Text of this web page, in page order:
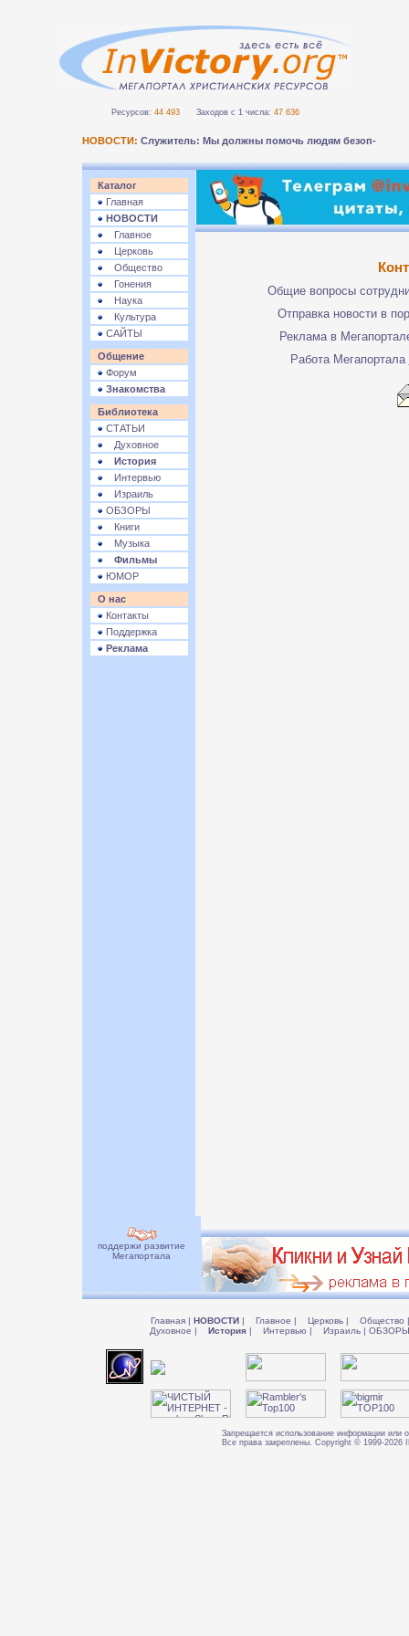
Ресурсов: 44 493 Заходов с 1 числа: 47 636
НОВОСТИ: Служитель: Мы должны помочь людям безопасно _
Каталог
Главная
НОВОСТИ
Главное
Церковь
Общество
Гонения
Наука
Культура
САЙТЫ
Общение
Форум
Знакомства
Библиотека
СТАТЬИ
Духовное
История
Интервью
Израиль
ОБЗОРЫ
Книги
Музыка
Фильмы
ЮМОР
О нас
Контакты
Поддержка
Реклама
Общие вопросы
Отправка новости в
Реклама в
Работа Мегапортала
поддержи развитие
Мегапортала
Главная | НОВОСТИ | Главное | Церковь | Общество |
Духовное | История | Интервью | Израиль |
Запрещается использование информации или
Все права закреплены. Copyright © 1999-